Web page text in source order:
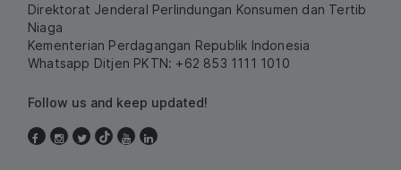
Direktorat Jenderal Perlindungan Konsumen dan Tertib
Niaga
Kementerian Perdagangan Republik Indonesia
Whatsapp Ditjen PKTN: +62 853 1111 1010
Follow us and keep updated!